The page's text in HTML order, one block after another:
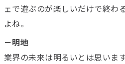
ェで遊ぶのが楽しいだけで終わ
よね。
－明地
業界の未来は明るいとは思いま